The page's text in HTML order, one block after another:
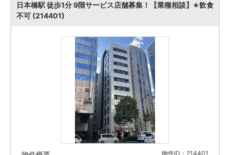
日本橋駅 徒歩1分 9階サービス店舗募集！【業種相談】※飲食
不可 (214401)
物件ID：214401